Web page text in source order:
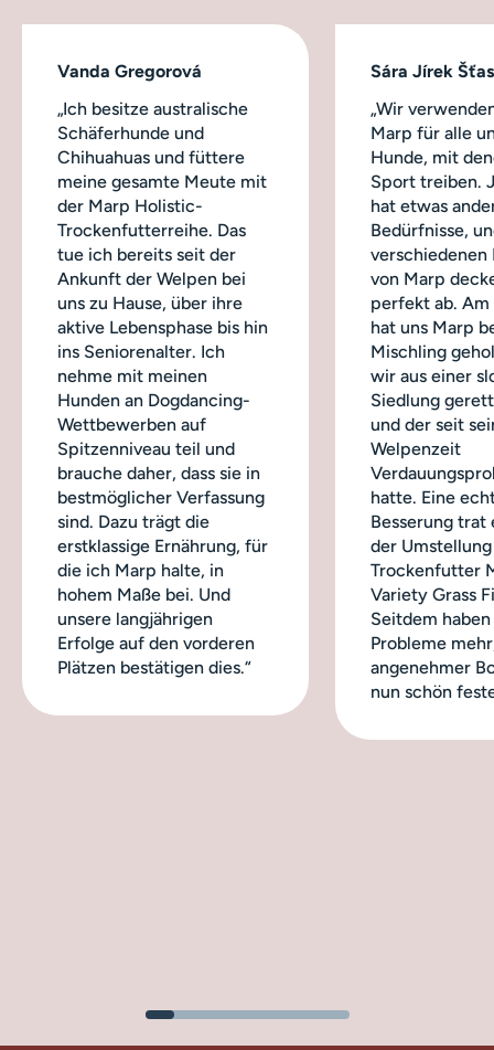
Vanda Gregorová
„Ich besitze australische
Schäferhunde und
Chihuahuas und füttere
meine gesamte Meute mit
der Marp Holistic-
Trockenfutterreihe. Das
tue ich bereits seit der
Ankunft der Welpen bei
uns zu Hause, über ihre
aktive Lebensphase bis hin
ins Seniorenalter. Ich
nehme mit meinen
Hunden an Dogdancing-
Wettbewerben auf
Spitzenniveau teil und
brauche daher, dass sie in
bestmöglicher Verfassung
sind. Dazu trägt die
erstklassige Ernährung, für
die ich Marp halte, in
hohem Maße bei. Und
unsere langjährigen
Erfolge auf den vorderen
Plätzen bestätigen dies.“
Sára Jírek
„Wir
Marp für alle
Hunde, mit
Sport treiben.
hat etwas
Bedürfnisse,
verschiedenen
von Marp
perfekt ab.
hat uns Marp
Mischling
wir aus einer
Siedlung
und der seit
Welpenzeit
hatte. Eine
Besserung trat
der
Trockenfutter
Variety Grass
Seitdem
Probleme
angenehmer
nun schön